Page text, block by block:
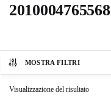
2010004765568
MOSTRA FILTRI
Visualizzazione del risultato